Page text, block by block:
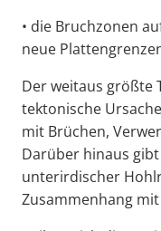
• die Bruchzonen
neue
Der weitaus größte
tektonische
mit Brüchen,
Darüber hinaus
unterirdischer
Zusammenhang